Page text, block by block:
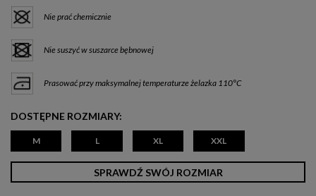
Nie prać chemicznie
Nie suszyć w suszarce bębnowej
Prasować przy maksymalnej temperaturze żelazka 110°C
DOSTĘPNE ROZMIARY:
M L XL XXL
SPRAWDŹ SWÓJ ROZMIAR